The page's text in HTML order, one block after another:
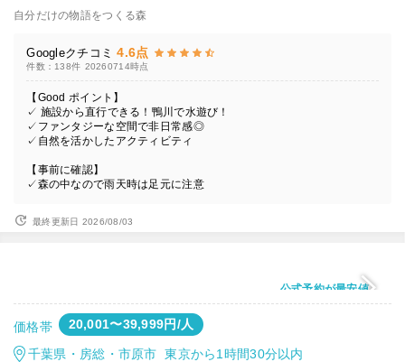
自分だけの物語をつくる森
Googleクチコミ 4.6点
件数：138件 20260714時点
【Good ポイント】
✓ 施設から直行できる！鴨川で水遊び！
✓ファンタジーな空間で非日常感◎
✓自然を活かしたアクティビティ
【事前に確認】
✓森の中なので雨天時は足元に注意
最終更新日 2026/08/03
公式予約が最安値
価格帯 20,001〜39,999円/人
千葉県・房総・市原市 東京から1時間30分以内